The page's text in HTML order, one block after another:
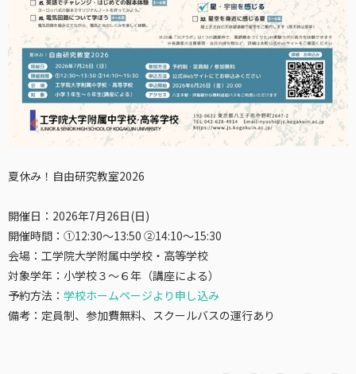
夏休み！自由研究教室2026
開催日：2026年7月26日(日)
開催時間：①12:30～13:50 ②14:10～15:30
会場：工学院大学附属中学校・高等学校
対象学年：小学校３～６年（講座による）
予約方法： 学校ホームページより申し込み
備考：定員制、参加費無料、スクールバスの運行あり